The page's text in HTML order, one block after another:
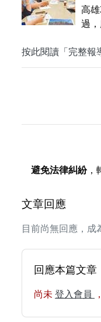
高
過
按此閱讀「完整報
避免法律糾紛，
文章回應
目前尚無回應，成
回應本篇文章
尚未 登入會員